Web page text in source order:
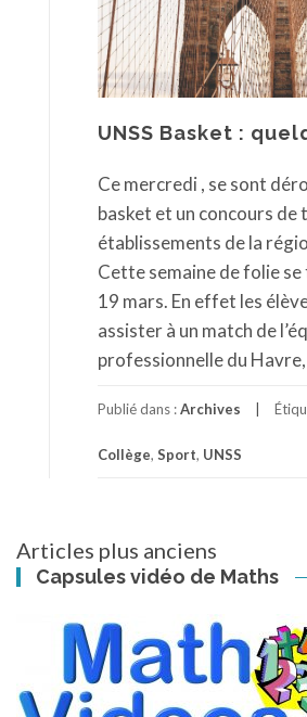
UNSS Basket :
Ce mercredi , se sont
basket et un concours de
établissements de la
Cette semaine de folie
19 mars. En effet les
assister à un match de
professionnelle du
Publié dans :Archives
Collège, Sport, UNSS
Navigation
des
articles
Articles plus anciens
Capsules vidéo de Maths